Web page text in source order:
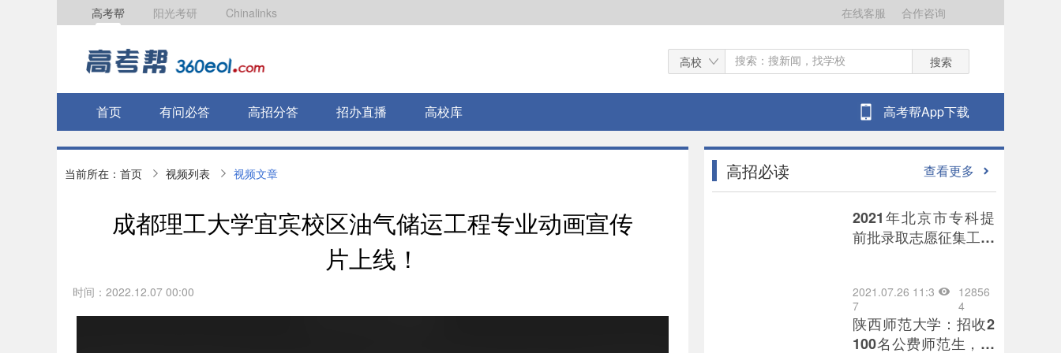
高考帮 阳光考研 Chinalinks 合作咨询
在线客服
高校 搜索
首页 有问必答 高招分答 招办直播 高校库 高考帮App下载
当前所在： 首页 视频列表 视频文章
成都理工大学宜宾校区油气储运工程专业动画宣传
片上线！
时间：2022.12.07 00:00
高招必读 查看更多
2021年北京市专科提
前批录取志愿征集工作
2021.07.26 11:3
7
12856
4
陕西师范大学：招收2
100名公费师范生，为